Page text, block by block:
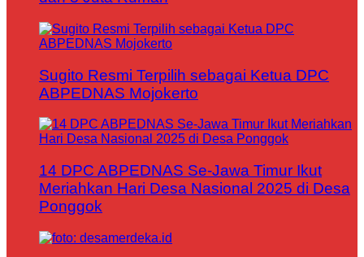
Sugito Resmi Terpilih sebagai Ketua DPC
ABPEDNAS Mojokerto
14 DPC ABPEDNAS Se-Jawa Timur Ikut
Meriahkan Hari Desa Nasional 2025 di Desa
Ponggok